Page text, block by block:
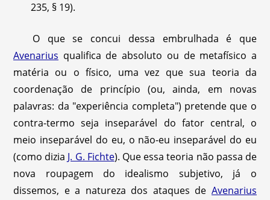
235, § 19).
O que se concui dessa embrulhada é que
Avenarius qualifica de absoluto ou de metafísico a
matéria ou o físico, uma vez que sua teoria da
coordenação de princípio (ou, ainda, em novas
palavras: da "experiência completa") pretende que o
contra-termo seja inseparável do fator central, o
meio inseparável do eu, o não-eu inseparável do eu
(como dizia J. G. Fichte). Que essa teoria não passa de
nova roupagem do idealismo subjetivo, já o
dissemos, e a natureza dos ataques de Avenarius